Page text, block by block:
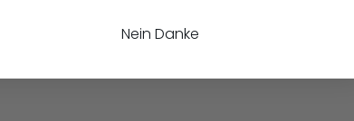
Nein Danke